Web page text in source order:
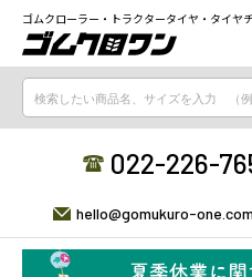
ゴムクローラー・トラクタータイヤ・タイヤ
022-226-
hello@gomukuro-one.com